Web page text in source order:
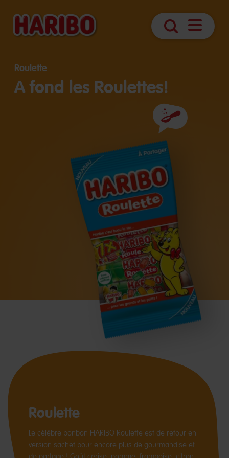
Search
Roulette
A fond les Roulettes!
Ingrédients
Roulette
Le célèbre bonbon HARIBO Roulette est de retour en
version sachet pour encore plus de gourmandise et